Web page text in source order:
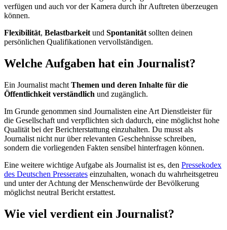
verfügen und auch vor der Kamera durch ihr Auftreten überzeugen
können.
Flexibilität, Belastbarkeit und Spontanität sollten deinen
persönlichen Qualifikationen vervollständigen.
Welche Aufgaben hat ein Journalist?
Ein Journalist macht Themen und deren Inhalte für die
Öffentlichkeit verständlich und zugänglich.
Im Grunde genommen sind Journalisten eine Art Dienstleister für
die Gesellschaft und verpflichten sich dadurch, eine möglichst hohe
Qualität bei der Berichterstattung einzuhalten. Du musst als
Journalist nicht nur über relevanten Geschehnisse schreiben,
sondern die vorliegenden Fakten sensibel hinterfragen können.
Eine weitere wichtige Aufgabe als Journalist ist es, den Pressekodex
des Deutschen Presserates einzuhalten, wonach du wahrheitsgetreu
und unter der Achtung der Menschenwürde der Bevölkerung
möglichst neutral Bericht erstattest.
Wie viel verdient ein Journalist?